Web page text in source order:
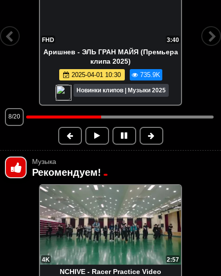
INSTASAMKA (Инстасамка) -
2023-03-30 13:27
Новинки клипов | Музыки
9/20
Музыка
Рекомендуем!
4K 2:57
NCHIVE - Racer Practice Video